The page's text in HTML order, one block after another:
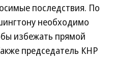
последствия. По
необходимо
избежать прямой
председатель КНР